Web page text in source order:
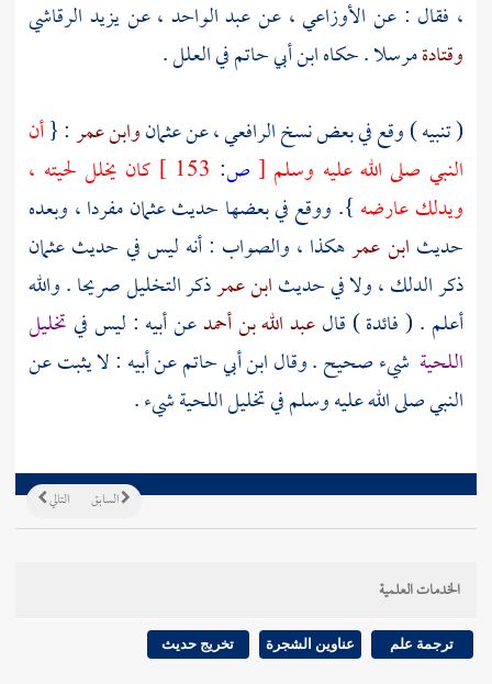
، فقال : عن الأوزاعي، عنعبد الواحد ، عنيزيد الرقاشي
وقتادةمرسلا . حكاهابن أبي حاتمفي العلل .
( تنبيه ) وقع في بعض نسخالرافعي، عنعثمانوابن عمر: {أن
النبي صلى الله عليه وسلم [ ص:
كان يخلل لحيته ،
ويدلك عارضه }. ووقع في بعضها حديثعثمانمفردا ، وبعده
حديث ابن عمرهكذا ، والصواب : أنه ليس في حديثعثمان
ذكر الدلك ، ولا في حديثابن عمرذكر التخليل صريحا . والله
أعلم . ( فائدة ) قالعبد الله بن أحمدعن أبيه : ليس فيتخليل
اللحية شيء صحيح . وقالابن أبي حاتمعن أبيه : لا يثبت عن
النبي صلى الله عليه وسلم في تخليل اللحية شيء .
التالي السابق
الخدمات العلمية
ترجمة علم عناوين الشجرة تخريج حديث